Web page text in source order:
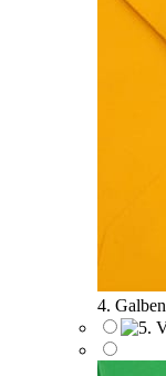
4. Galben